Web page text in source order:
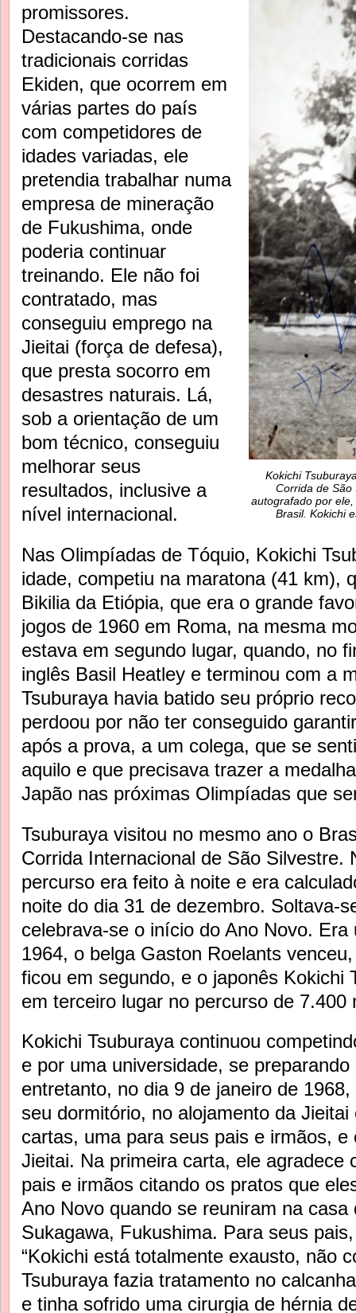
Kokichi
Corrida de São
autografado por
Brasil. Kokichi
promissores.
Destacando-se nas
tradicionais corridas
Ekiden, que ocorrem em
várias partes do país
com competidores de
idades variadas, ele
pretendia trabalhar numa
empresa de mineração
de Fukushima, onde
poderia continuar
treinando. Ele não foi
contratado, mas
conseguiu emprego na
Jieitai (força de defesa),
que presta socorro em
desastres naturais. Lá,
sob a orientação de um
bom técnico, conseguiu
melhorar seus
resultados, inclusive a
nível internacional.
Nas Olimpíadas de Tóquio, Kokichi
idade, competiu na maratona (41 km),
Bikilia da Etiópia, que era o grande
jogos de 1960 em Roma, na mesma
estava em segundo lugar, quando, no
inglês Basil Heatley e terminou com a
Tsuburaya havia batido seu próprio
perdoou por não ter conseguido
após a prova, a um colega, que se
aquilo e que precisava trazer a
Japão nas próximas Olimpíadas que
Tsuburaya visitou no mesmo ano o
Corrida Internacional de São Silvestre.
percurso era feito à noite e era
noite do dia 31 de dezembro. Soltava-
celebrava-se o início do Ano Novo.
1964, o belga Gaston Roelants
ficou em segundo, e o japonês Kokichi
em terceiro lugar no percurso de 7.400
Kokichi Tsuburaya continuou
e por uma universidade, se
entretanto, no dia 9 de janeiro de
seu dormitório, no alojamento da
cartas, uma para seus pais e irmãos, e
Jieitai. Na primeira carta, ele agradece
pais e irmãos citando os pratos que
Ano Novo quando se reuniram na casa
Sukagawa, Fukushima. Para seus
“Kokichi está totalmente exausto, não
Tsuburaya fazia tratamento no
e tinha sofrido uma cirurgia de hérnia